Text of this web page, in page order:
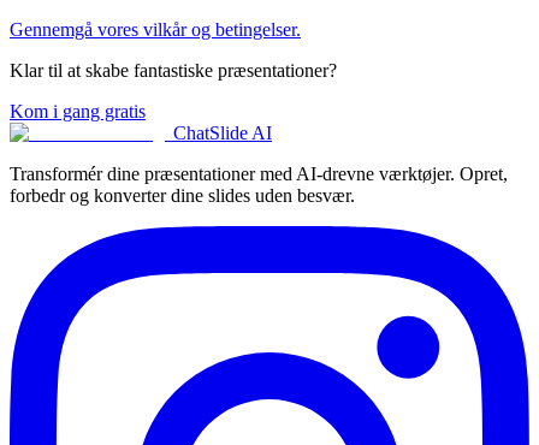
Gennemgå vores vilkår og betingelser.
Klar til at skabe fantastiske præsentationer?
Kom i gang gratis
ChatSlide AI
Transformér dine præsentationer med AI-drevne værktøjer. Opret,
forbedr og konverter dine slides uden besvær.